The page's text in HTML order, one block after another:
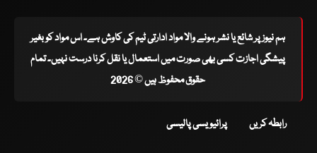
ہم نیوز پر شائع یا نشر ہونے والا مواد ادارتی ٹیم کی کاوش ہے۔ اس مواد کو بغیر
پیشگی اجازت کسی بھی صورت میں استعمال یا نقل کرنا درست نہیں۔ تمام
حقوق محفوظ ہیں © 2026
رابطہ کریں پرائیویسی پالیسی